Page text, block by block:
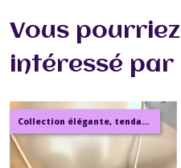
Vous
intéressé par
Collection élégante, tendance, moderne, de bijoux en ambre, pierre, perles.